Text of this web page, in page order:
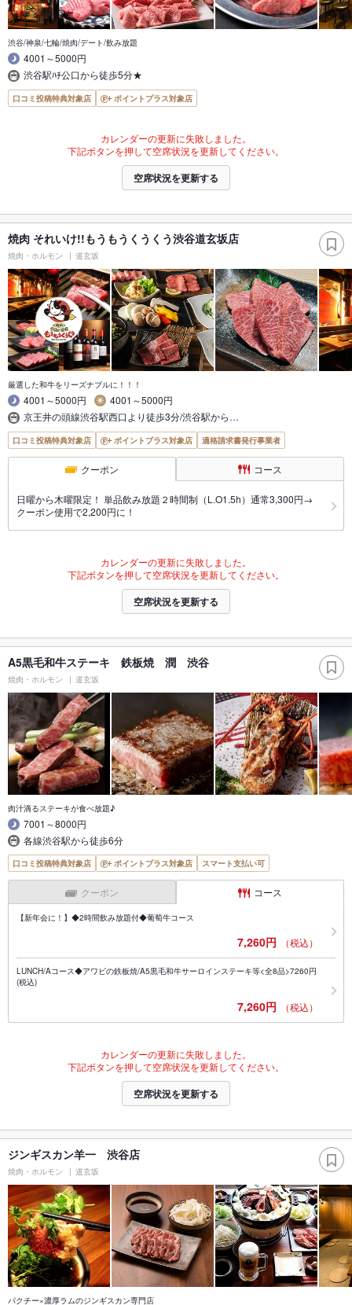
渋谷/神泉/七輪/焼肉/デート/飲み放題
4001～5000円
渋谷駅ﾊﾁ公口から徒歩5分★
口コミ投稿特典対象店 ポイントプラス対象店
カレンダーの更新に失敗しました。
下記ボタンを押して空席状況を更新してください。
空席状況を更新する
焼肉 それいけ!!もうもうくうくう渋谷道玄坂店
焼肉・ホルモン 道玄坂
厳選した和牛をリーズナブルに！！！
4001～5000円
4001～5000円
京王井の頭線渋谷駅西口より徒歩3分/渋谷駅から…
口コミ投稿特典対象店 ポイントプラス対象店 適格請求書発行事業者
クーポン コース
日曜から木曜限定！ 単品飲み放題２時間制（L.O1.5h）通常3,300円→
クーポン使用で2,200円に！
カレンダーの更新に失敗しました。
下記ボタンを押して空席状況を更新してください。
空席状況を更新する
A5黒毛和牛ステーキ 鉄板焼 潤 渋谷
焼肉・ホルモン 道玄坂
肉汁滴るステーキが食べ放題♪
7001～8000円
各線渋谷駅から徒歩6分
口コミ投稿特典対象店 ポイントプラス対象店 スマート支払い可
クーポン コース
【新年会に！】◆2時間飲み放題付◆葡萄牛コース
7,260円 （税込）
LUNCH/Aコース◆アワビの鉄板焼/A5黒毛和牛サーロインステーキ等<全8品>7260円
(税込)
7,260円 （税込）
カレンダーの更新に失敗しました。
下記ボタンを押して空席状況を更新してください。
空席状況を更新する
ジンギスカン羊一 渋谷店
焼肉・ホルモン 道玄坂
パクチー×濃厚ラムのジンギスカン専門店